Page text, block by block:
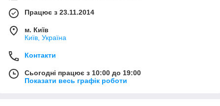
Працює з 23.11.2014
м. Київ
Київ, Україна
Контакти
Сьогодні працює з 10:00 до 19:00
Показати весь графік роботи